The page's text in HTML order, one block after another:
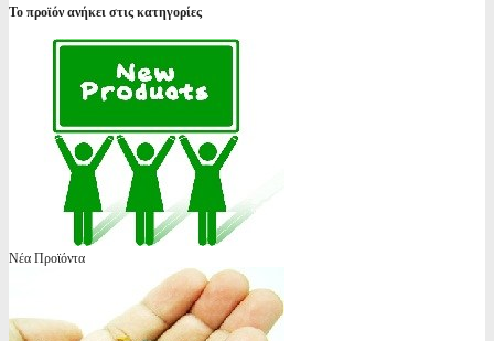
Το προϊόν ανήκει στις κατηγορίες
Νέα Προϊόντα